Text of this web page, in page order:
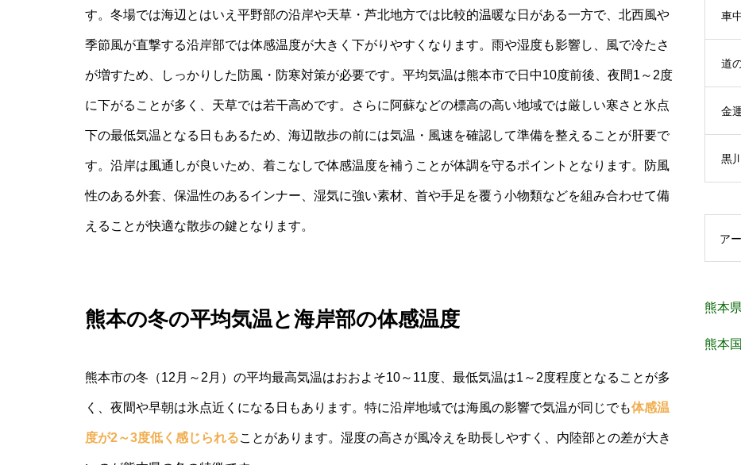
す。冬場では海辺とはいえ平野部の沿岸や天草・芦北地方では比較的温暖な日がある一方で、北西風や
季節風が直撃する沿岸部では体感温度が大きく下がりやすくなります。雨や湿度も影響し、風で冷たさ
が増すため、しっかりした防風・防寒対策が必要です。平均気温は熊本市で日中10度前後、夜間1～2度
に下がることが多く、天草では若干高めです。さらに阿蘇などの標高の高い地域では厳しい寒さと氷点
下の最低気温となる日もあるため、海辺散歩の前には気温・風速を確認して準備を整えることが肝要で
す。沿岸は風通しが良いため、着こなしで体感温度を補うことが体調を守るポイントとなります。防風
性のある外套、保温性のあるインナー、湿気に強い素材、首や手足を覆う小物類などを組み合わせて備
えることが快適な散歩の鍵となります。
熊本の冬の平均気温と海岸部の体感温度
熊本市の冬（12月～2月）の平均最高気温はおおよそ10～11度、最低気温は1～2度程度となることが多
く、夜間や早朝は氷点近くになる日もあります。特に沿岸地域では海風の影響で気温が同じでも体感温
度が2～3度低く感じられることがあります。湿度の高さが風冷えを助長しやすく、内陸部との差が大き
車
道
金
黒
ア
熊本
熊本